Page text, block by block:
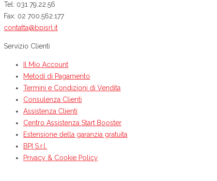
Tel: 031 79.22.56
Fax: 02 700.562.177
contatta@bpisrl.it
Servizio Clienti
Il Mio Account
Metodi di Pagamento
Termini e Condizioni di Vendita
Consulenza Clienti
Assistenza Clienti
Centro Assistenza Start Booster
Estensione della garanzia gratuita
BPI S.r.l.
Privacy & Cookie Policy